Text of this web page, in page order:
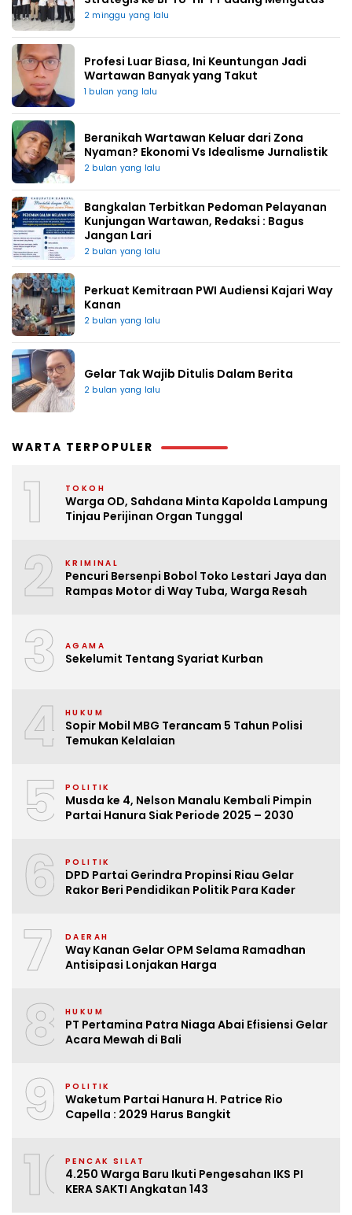
2 minggu yang lalu
Profesi Luar Biasa, Ini Keuntungan Jadi
Wartawan Banyak yang Takut
1 bulan yang lalu
Beranikah Wartawan Keluar dari Zona
Nyaman? Ekonomi Vs Idealisme Jurnalistik
2 bulan yang lalu
Bangkalan Terbitkan Pedoman Pelayanan
Kunjungan Wartawan, Redaksi : Bagus
Jangan Lari
2 bulan yang lalu
Perkuat Kemitraan PWI Audiensi Kajari Way
Kanan
2 bulan yang lalu
Gelar Tak Wajib Ditulis Dalam Berita
2 bulan yang lalu
WARTA TERPOPULER
1 TOKOH
Warga OD, Sahdana Minta Kapolda Lampung
Tinjau Perijinan Organ Tunggal
2 KRIMINAL
Pencuri Bersenpi Bobol Toko Lestari Jaya dan
Rampas Motor di Way Tuba, Warga Resah
3 AGAMA
Sekelumit Tentang Syariat Kurban
4 HUKUM
Sopir Mobil MBG Terancam 5 Tahun Polisi
Temukan Kelalaian
5 POLITIK
Musda ke 4, Nelson Manalu Kembali Pimpin
Partai Hanura Siak Periode 2025 – 2030
6 POLITIK
DPD Partai Gerindra Propinsi Riau Gelar
Rakor Beri Pendidikan Politik Para Kader
7 DAERAH
Way Kanan Gelar OPM Selama Ramadhan
Antisipasi Lonjakan Harga
8 HUKUM
PT Pertamina Patra Niaga Abai Efisiensi Gelar
Acara Mewah di Bali
9 POLITIK
Waketum Partai Hanura H. Patrice Rio
Capella : 2029 Harus Bangkit
10PENCAK SILAT
4.250 Warga Baru Ikuti Pengesahan IKS PI
KERA SAKTI Angkatan 143